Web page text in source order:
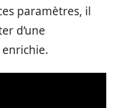
paramètres, il
d’une